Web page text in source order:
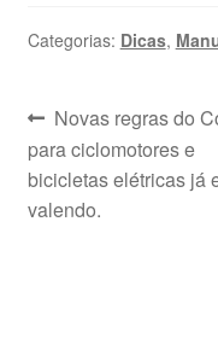
Categorias: Dicas,
de
Post
Post
anterior:
Novas regras do
para ciclomotores e
bicicletas elétricas já
valendo.